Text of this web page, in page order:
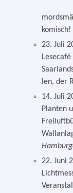
komisch!
23. Juli
len, der
14. Juli
Planten
22. Juni